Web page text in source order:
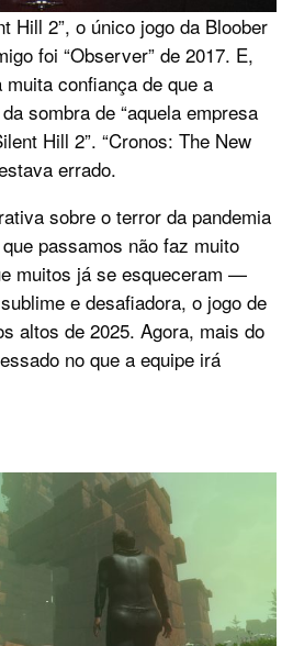
Hill 2”, o único jogo da Bloober
foi “Observer” de 2017. E,
confiança de que a
sombra de “aquela empresa
Hill 2”. “Cronos: The New
errado.
sobre o terror da pandemia
passamos não faz muito
muitos já se esqueceram —
e desafiadora, o jogo de
altos de 2025. Agora, mais do
no que a equipe irá